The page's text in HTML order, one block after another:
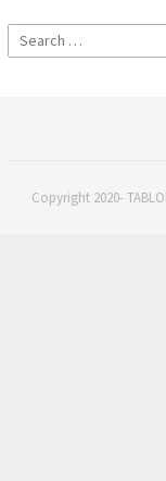
Search
for:
Copyright 2020-